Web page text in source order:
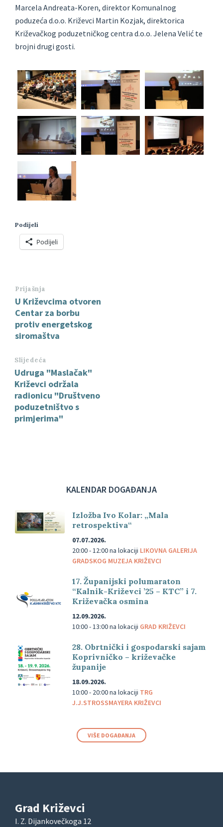
Marcela Andreata-Koren, direktor Komunalnog
poduzeća d.o.o. Križevci Martin Kozjak, direktorica
Križevačkog poduzetničkog centra d.o.o. Jelena Velić te
brojni drugi gosti.
Podijeli
Podijeli
Prijašnja
U Križevcima otvoren
Centar za borbu
protiv energetskog
siromaštva
Slijedeća
Udruga "Maslačak"
Križevci održala
radionicu "Društveno
poduzetništvo s
primjerima"
KALENDAR DOGAĐANJA
Izložba Ivo Kolar: „Mala
retrospektiva“
07.07.2026.
20:00 - 12:00na lokaciji LIKOVNA GALERIJA
GRADSKOG MUZEJA KRIŽEVCI
17. Županijski polumaraton
“Kalnik-Križevci ’25 – KTC” i 7.
Križevačka osmina
12.09.2026.
10:00 - 13:00na lokaciji GRAD KRIŽEVCI
28. Obrtnički i gospodarski sajam
Koprivničko – križevačke
županije
18.09.2026.
10:00 - 20:00na lokaciji TRG
J.J.STROSSMAYERA KRIŽEVCI
VIŠE DOGAĐANJA
Grad Križevci
I. Z. Dijankovečkoga 12